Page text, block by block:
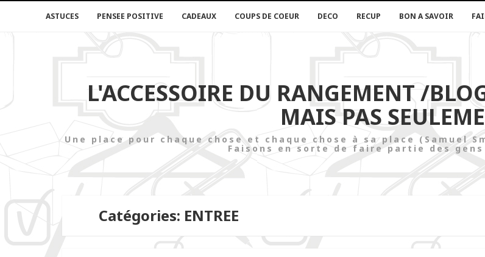
ASTUCES PENSEE POSITIVE CADEAUX COUPS DE COEUR DECO RECUP BON A SAVOIR
L'ACCESSOIRE DU RANGEMENT /
MAIS PAS
Une place pour chaque chose et chaque chose à sa place
Faisons en sorte de faire partie des
Catégories: ENTREE